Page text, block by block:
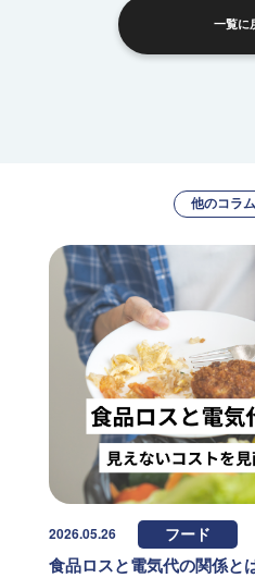
一覧に
他のコラ
2026.05.26 フード
食品ロスと電気代の関係と